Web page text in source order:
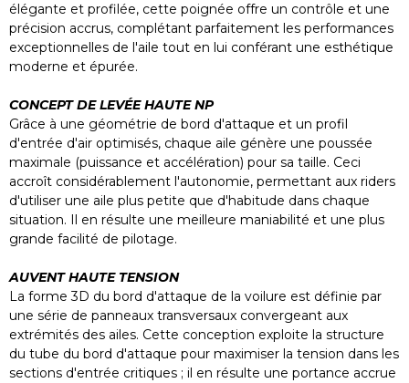
élégante et profilée, cette poignée offre un contrôle et une
précision accrus, complétant parfaitement les performances
exceptionnelles de l'aile tout en lui conférant une esthétique
moderne et épurée.
CONCEPT DE LEVÉE HAUTE NP
Grâce à une géométrie de bord d'attaque et un profil
d'entrée d'air optimisés, chaque aile génère une poussée
maximale (puissance et accélération) pour sa taille. Ceci
accroît considérablement l'autonomie, permettant aux riders
d'utiliser une aile plus petite que d'habitude dans chaque
situation. Il en résulte une meilleure maniabilité et une plus
grande facilité de pilotage.
AUVENT HAUTE TENSION
La forme 3D du bord d'attaque de la voilure est définie par
une série de panneaux transversaux convergeant aux
extrémités des ailes. Cette conception exploite la structure
du tube du bord d'attaque pour maximiser la tension dans les
sections d'entrée critiques ; il en résulte une portance accrue